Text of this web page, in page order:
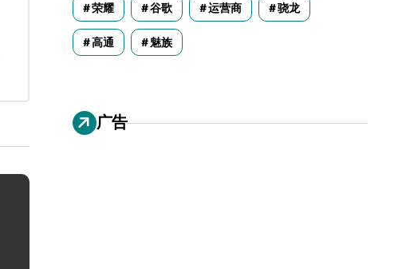
荣耀 谷歌 运营商 骁龙
高通 魅族
广告